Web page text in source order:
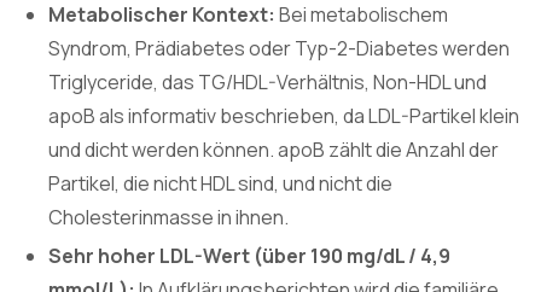
Metabolischer Kontext: Bei metabolischem
Syndrom, Prädiabetes oder Typ-2-Diabetes werden
Triglyceride, das TG/HDL-Verhältnis, Non-HDL und
apoB als informativ beschrieben, da LDL-Partikel klein
und dicht werden können. apoB zählt die Anzahl der
Partikel, die nicht HDL sind, und nicht die
Cholesterinmasse in ihnen.
Sehr hoher LDL-Wert (über 190 mg/dL / 4,9